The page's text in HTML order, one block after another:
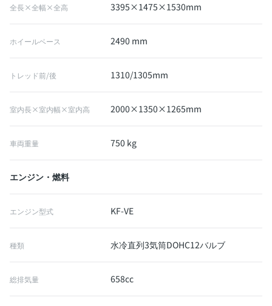
全長×全幅×全高 3395×1475×1530mm
ホイールベース 2490 mm
トレッド前/後 1310/1305mm
室内長×室内幅×室内高 2000×1350×1265mm
車両重量 750 kg
エンジン・燃料
エンジン型式 KF-VE
種類 水冷直列3気筒DOHC12バルブ
総排気量 658cc